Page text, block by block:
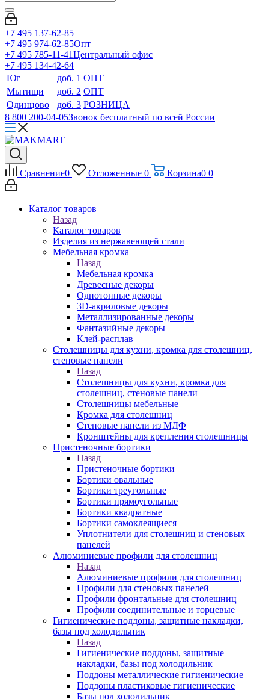
+7 495 137-62-85
+7 495 974-62-85Опт
+7 495 785-11-41Центральный офис
+7 495 134-42-64
Юг
доб. 1 ОПТ
Мытищи
доб. 2 ОПТ
Одинцово
доб. 3 РОЗНИЦА
8 800 200-04-05Звонок бесплатный по всей России
Сравнение0 Отложенные 0 Корзина0 0
Каталог товаров
Назад
Каталог товаров
Изделия из нержавеющей стали
Мебельная кромка
Назад
Мебельная кромка
Древесные декоры
Однотонные декоры
3D-акриловые декоры
Металлизированные декоры
Фантазийные декоры
Клей-расплав
Столешницы для кухни, кромка для столешниц,
стеновые панели
Назад
Столешницы для кухни, кромка для
столешниц, стеновые панели
Столешницы мебельные
Кромка для столешниц
Стеновые панели из МДФ
Кронштейны для крепления столешницы
Пристеночные бортики
Назад
Пристеночные бортики
Бортики овальные
Бортики треугольные
Бортики прямоугольные
Бортики квадратные
Бортики самоклеящиеся
Уплотнители для столешниц и стеновых
панелей
Алюминиевые профили для столешниц
Назад
Алюминиевые профили для столешниц
Профили для стеновых панелей
Профили фронтальные для столешниц
Профили соединительные и торцевые
Гигиенические поддоны, защитные накладки,
базы под холодильник
Назад
Гигиенические поддоны, защитные
накладки, базы под холодильник
Поддоны металлические гигиенические
Поддоны пластиковые гигиенические
Базы под холодильник